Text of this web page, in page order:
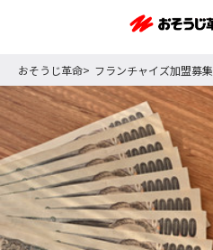
おそうじ革命 フランチャイズ加盟募集